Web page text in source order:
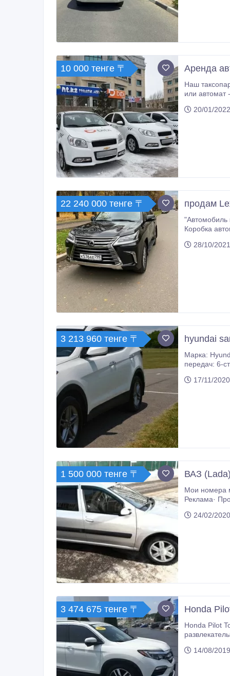
10 000 тенге 〒 Аренда
Наш таксопарк Taxi.kz предоставляет только самые лучшие машины и
или автомат - на ваш выбор. Марки автомобилей
20/01/
22 240 000 тенге 〒 продам
"Автомобиль
Коробка
28/10/
3 213 960 тенге 〒 hyundai
Марка: Hyundai Модель: Santa Fe Sport Тип кузова: Внедорожник Двигатель: 4 цилиндра - 2, 4 л Тип
передач: 6-ступенчатая Ext. Белый цвет Int. Цвет: серый
17/11/
1 500 000 тенге 〒 ВАЗ
Мои номера модератор не принимають.
Реклама· Прописка, Регистрация в Астане | Всего за 10 минут‎ 4) Заходите там
24/02/
3 474 675 тенге 〒 Honda
Honda Pilot Touring AWD 2017, кожаные сиденья, люк
развлекательная система DVD, легкосплавные
14/08/